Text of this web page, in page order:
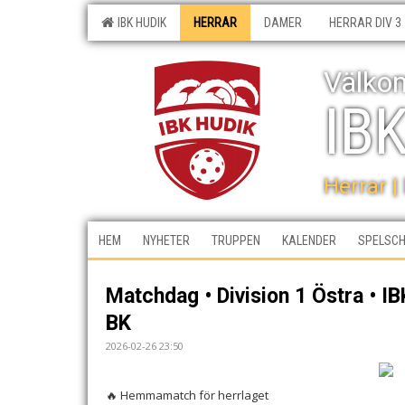
IBK HUDIK HERRAR DAMER HERRAR DIV 3
Herrar |
HEM NYHETER TRUPPEN KALENDER
Matchdag • Division 1 Östra •
BK
2026-02-26 23:50
🔥 Hemmamatch för herrlaget